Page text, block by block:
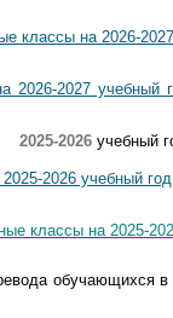
классы на 2026-
2026-2027 учебный
2025-2026учебный
2026 учебный год
классы на 2025-